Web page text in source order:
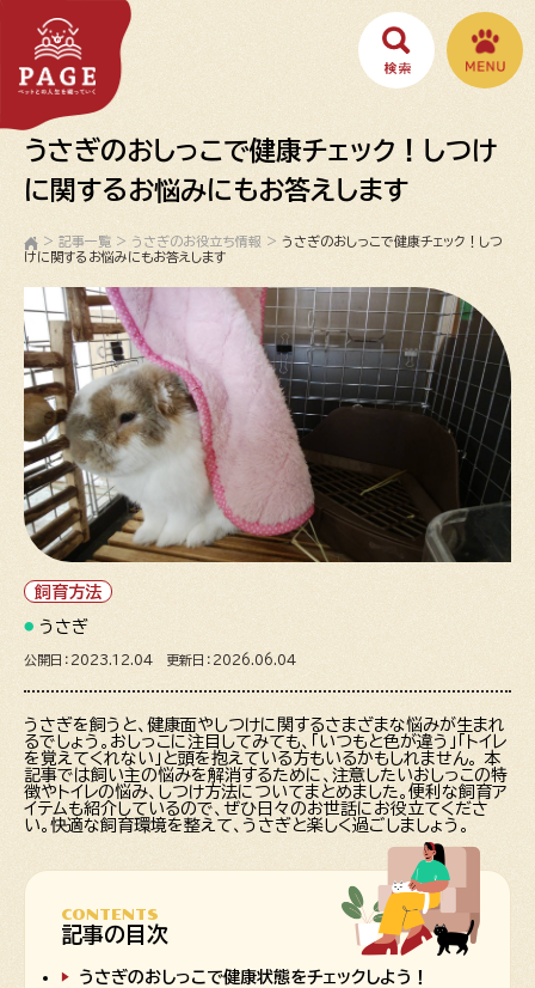
うさぎのおしっこで健康チェック！しつけ
に関するお悩みにもお答えします
> 記事一覧 >うさぎのお役立ち情報 > うさぎのおしっこで健康チェック！しつ
けに関するお悩みにもお答えします
飼育方法
うさぎ
公開日：2023.12.04 更新日：2026.06.04
うさぎを飼うと、健康面やしつけに関するさまざまな悩みが生まれ
るでしょう。おしっこに注目してみても、「いつもと色が違う」「トイレ
を覚えてくれない」と頭を抱えている方もいるかもしれません。 本
記事では飼い主の悩みを解消するために、注意したいおしっこの特
徴やトイレの悩み、しつけ方法についてまとめました。便利な飼育ア
イテムも紹介しているので、ぜひ日々のお世話にお役立てくださ
い。快適な飼育環境を整えて、うさぎと楽しく過ごしましょう。
CONTENTS
記事の目次
うさぎのおしっこで健康状態をチェックしよう！